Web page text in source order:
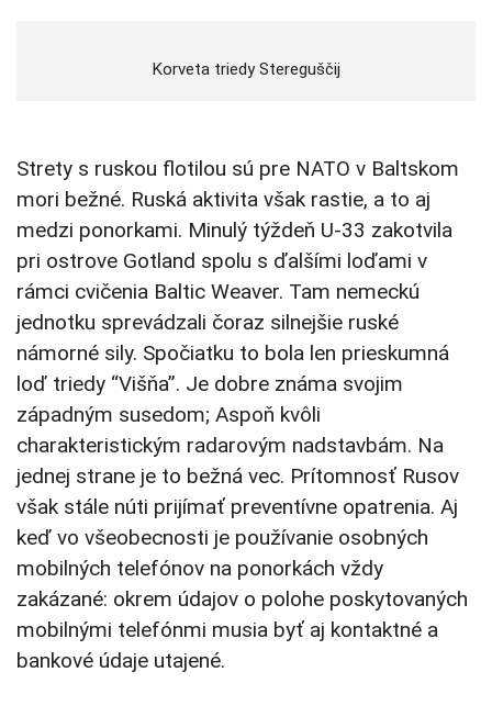
Korveta triedy Stereguščij
Strety s ruskou flotilou sú pre NATO v Baltskom
mori bežné. Ruská aktivita však rastie, a to aj
medzi ponorkami. Minulý týždeň U-33 zakotvila
pri ostrove Gotland spolu s ďalšími loďami v
rámci cvičenia Baltic Weaver. Tam nemeckú
jednotku sprevádzali čoraz silnejšie ruské
námorné sily. Spočiatku to bola len prieskumná
loď triedy “Višňa”. Je dobre známa svojim
západným susedom; Aspoň kvôli
charakteristickým radarovým nadstavbám. Na
jednej strane je to bežná vec. Prítomnosť Rusov
však stále núti prijímať preventívne opatrenia. Aj
keď vo všeobecnosti je používanie osobných
mobilných telefónov na ponorkách vždy
zakázané: okrem údajov o polohe poskytovaných
mobilnými telefónmi musia byť aj kontaktné a
bankové údaje utajené.